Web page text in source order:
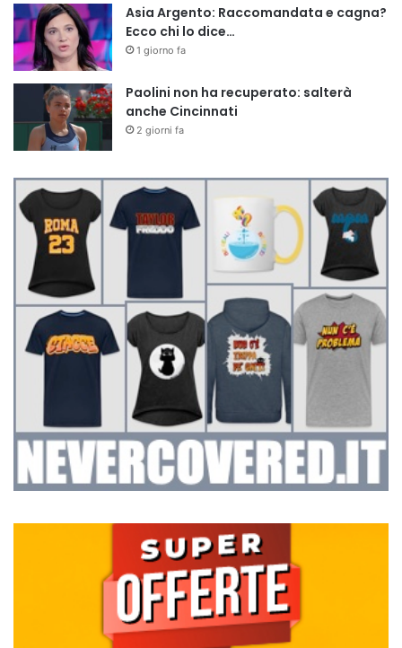
Asia Argento: Raccomandata e cagna?
Ecco chi lo dice…
1 giorno fa
Paolini non ha recuperato: salterà
anche Cincinnati
2 giorni fa